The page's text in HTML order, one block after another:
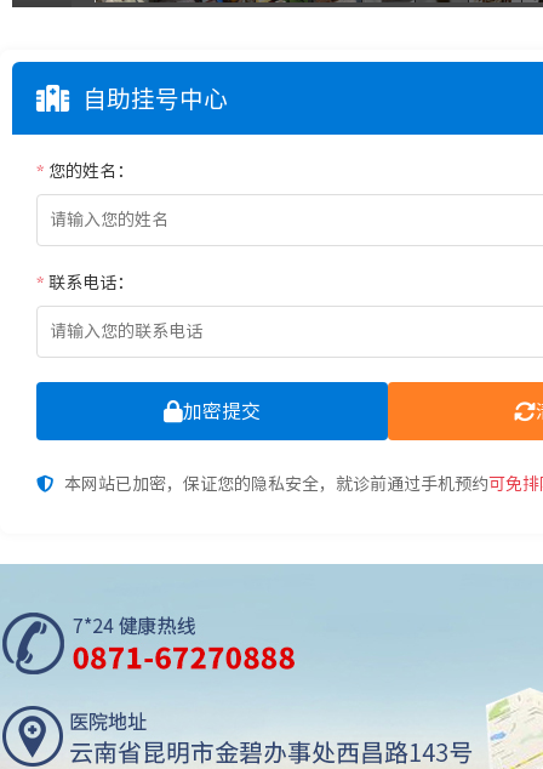
自助挂号中心
* 您的姓名：
* 联系电话：
加密提交
本网站已加密，保证您的隐私安全，就诊前通过手机预约 可免